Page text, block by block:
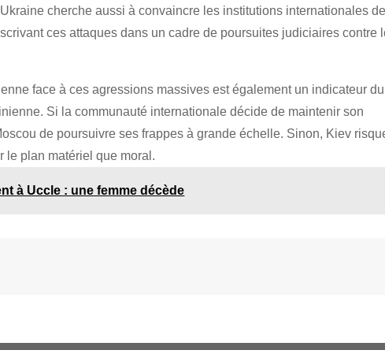
cherche aussi à convaincre les institutions internationales de
ces attaques dans un cadre de poursuites judiciaires contre
face à ces agressions massives est également un indicateur du
Si la communauté internationale décide de maintenir son
de poursuivre ses frappes à grande échelle. Sinon, Kiev
le plan matériel que moral.
à Uccle : une femme décède